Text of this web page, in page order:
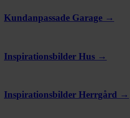
Kundanpassade Garage →
Inspirationsbilder Hus →
Inspirationsbilder Herrgård →